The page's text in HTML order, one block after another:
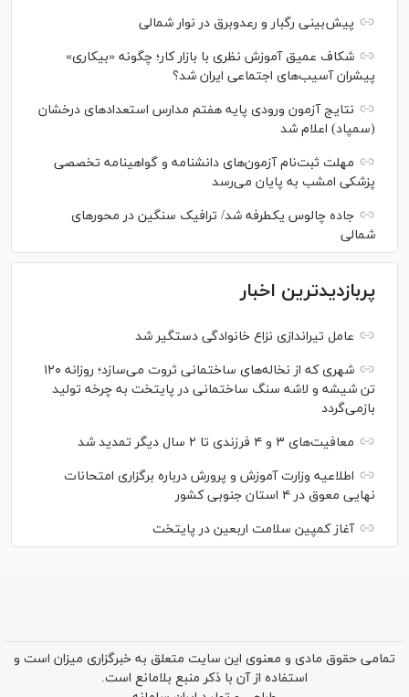
پیش‌بینی رگبار و رعدوبرق در نوار شمالی
شکاف عمیق آموزش نظری با بازار کار؛ چگونه «بیکاری»
پیشران آسیب‌های اجتماعی ایران شد؟
نتایج آزمون ورودی پایه هفتم مدارس استعدادهای درخشان
(سمپاد) اعلام شد
مهلت ثبت‌نام آزمون‌های دانشنامه و گواهینامه تخصصی
پزشکی امشب به پایان می‌رسد
جاده چالوس یکطرفه شد/ ترافیک سنگین در محورهای
شمالی
پربازدیدترین اخبار
عامل تیراندازی نزاع خانوادگی دستگیر شد
شهری که از نخاله‌های ساختمانی ثروت می‌سازد؛ روزانه ۱۲۰
تن شیشه و لاشه سنگ ساختمانی در پایتخت به چرخه تولید
بازمی‌گردد
معافیت‌های ۳ و ۴ فرزندی تا ۲ سال دیگر تمدید شد
اطلاعیه وزارت آموزش و پرورش درباره برگزاری امتحانات
نهایی معوق در ۴ استان جنوبی کشور
آغاز کمپین سلامت اربعین در پایتخت
تمامی حقوق مادی و معنوی این سایت متعلق به خبرگزاری میزان است و
استفاده از آن با ذکر منبع بلامانع است.